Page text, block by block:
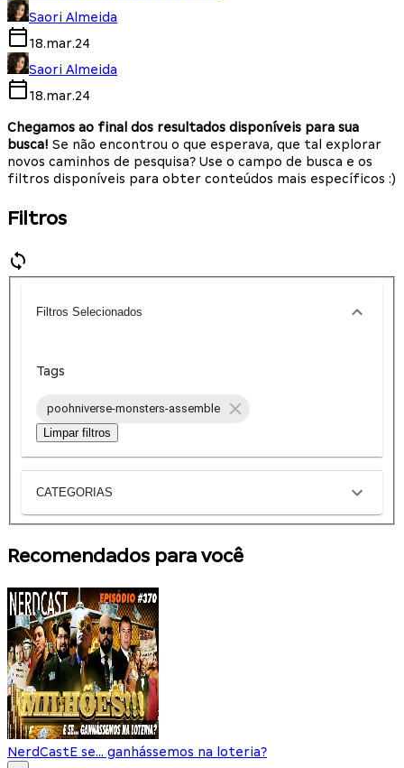
Saori Almeida
18.mar.24
Saori Almeida
18.mar.24
Chegamos ao final dos resultados disponíveis para sua
busca! Se não encontrou o que esperava, que tal explorar
novos caminhos de pesquisa? Use o campo de busca e os
filtros disponíveis para obter conteúdos mais específicos :)
Filtros
Filtros Selecionados
Tags
poohniverse-monsters-assemble
Limpar filtros
CATEGORIAS
Recomendados para você
NerdCastE se... ganhássemos na loteria?